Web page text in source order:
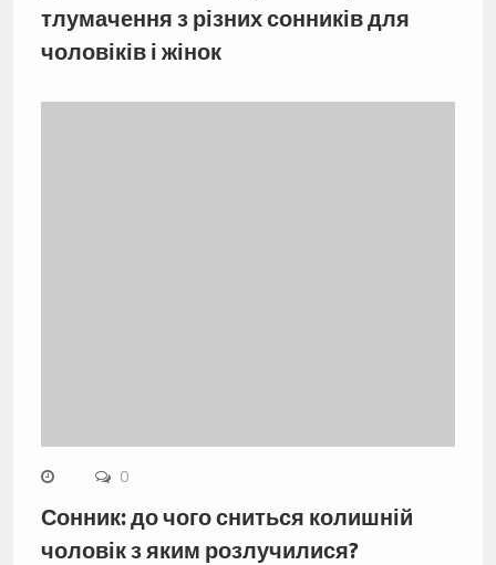
тлумачення з різних сонників для
чоловіків і жінок
0
Сонник: до чого сниться колишній
чоловік з яким розлучилися?